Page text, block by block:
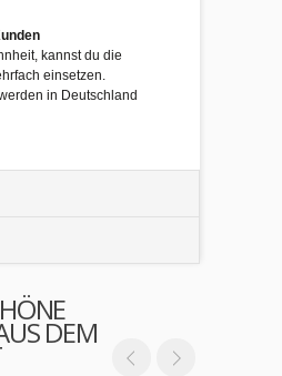
kannst du die
einsetzen.
in Deutschland
DEM